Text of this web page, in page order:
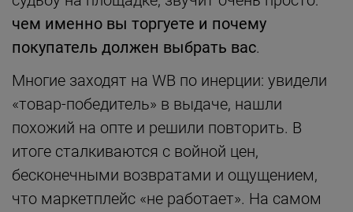
чем именно вы торгуете и почему
покупатель должен выбрать вас.
Многие заходят на WB по инерции: увидели
«товар-победитель» в выдаче, нашли
похожий на опте и решили повторить. В
итоге сталкиваются с войной цен,
бесконечными возвратами и ощущением,
что маркетплейс «не работает». На самом